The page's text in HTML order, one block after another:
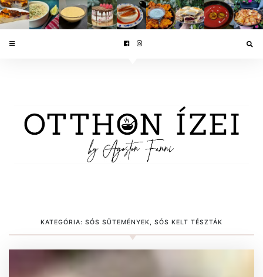
KATEGÓRIA: SÓS SÜTEMÉNYEK, SÓS KELT TÉSZTÁK